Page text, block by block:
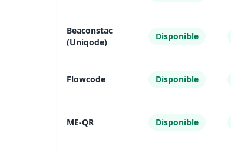
Beaconstac
(Uniqode)
Disponible
Flowcode Disponible
ME-QR Disponible